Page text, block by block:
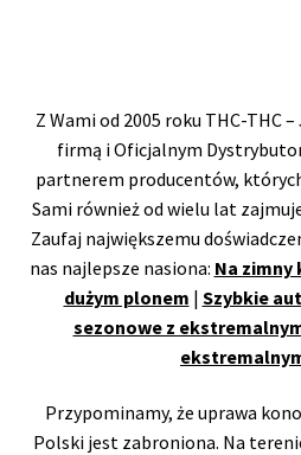
Z Wami od 2005 roku THC-THC
firmą i Oficjalnym
partnerem producentów,
Sami również od wielu lat
Zaufaj największemu
nas najlepsze nasiona: Na
dużym plonem | Szybkie
sezonowe z
Przypominamy, że uprawa
Polski jest zabroniona. Na